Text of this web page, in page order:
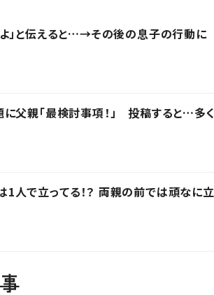
よ」と伝えると…→その後の息子の行動に
父親「最検討事項！」 投稿すると…多く
人で立ってる！？ 両親の前では頑なに立